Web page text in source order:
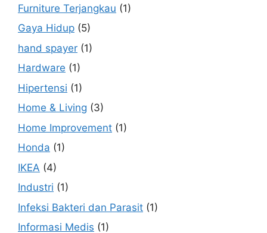
Furniture Terjangkau (1)
Gaya Hidup (5)
hand spayer (1)
Hardware (1)
Hipertensi (1)
Home & Living (3)
Home Improvement (1)
Honda (1)
IKEA (4)
Industri (1)
Infeksi Bakteri dan Parasit (1)
Informasi Medis (1)